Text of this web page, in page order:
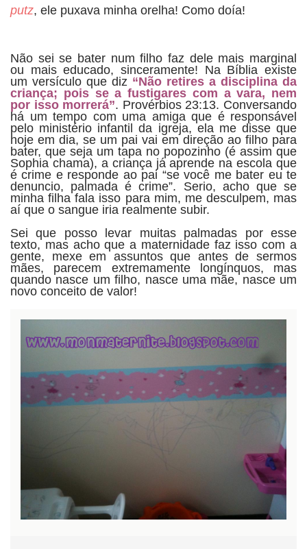
putz, ele puxava minha orelha! Como doía!
Não sei se bater num filho faz dele mais marginal
ou mais educado, sinceramente! Na Bíblia existe
um versículo que diz “Não retires a disciplina da
criança; pois se a fustigares com a vara, nem
por isso morrerá”. Provérbios 23:13. Conversando
há um tempo com uma amiga que é responsável
pelo ministério infantil da igreja, ela me disse que
hoje em dia, se um pai vai em direção ao filho para
bater, que seja um tapa no popozinho (é assim que
Sophia chama), a criança já aprende na escola que
é crime e responde ao pai “se você me bater eu te
denuncio, palmada é crime”. Serio, acho que se
minha filha fala isso para mim, me desculpem, mas
aí que o sangue iria realmente subir.
Sei que posso levar muitas palmadas por esse
texto, mas acho que a maternidade faz isso com a
gente, mexe em assuntos que antes de sermos
mães, parecem extremamente longínquos, mas
quando nasce um filho, nasce uma mãe, nasce um
novo conceito de valor!